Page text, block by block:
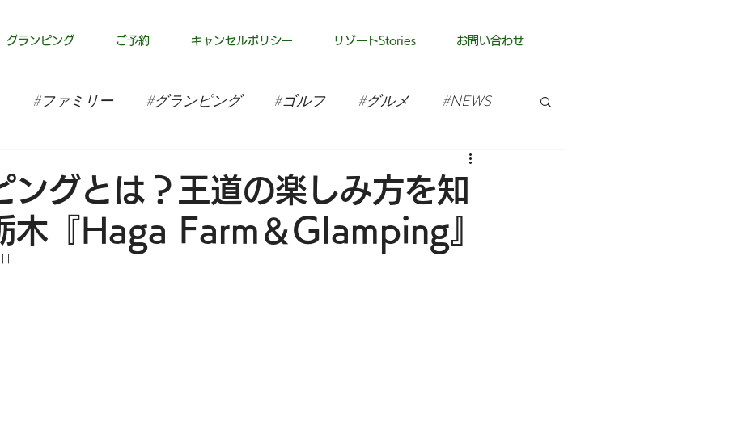
グランピング ご予約 キャンセルポリシー リゾートStories お問い合わせ
#ファミリー #グランピング #ゴルフ #グルメ #NEWS
ングとは？王道の楽しみ方を知
木『Haga Farm＆Glamping』